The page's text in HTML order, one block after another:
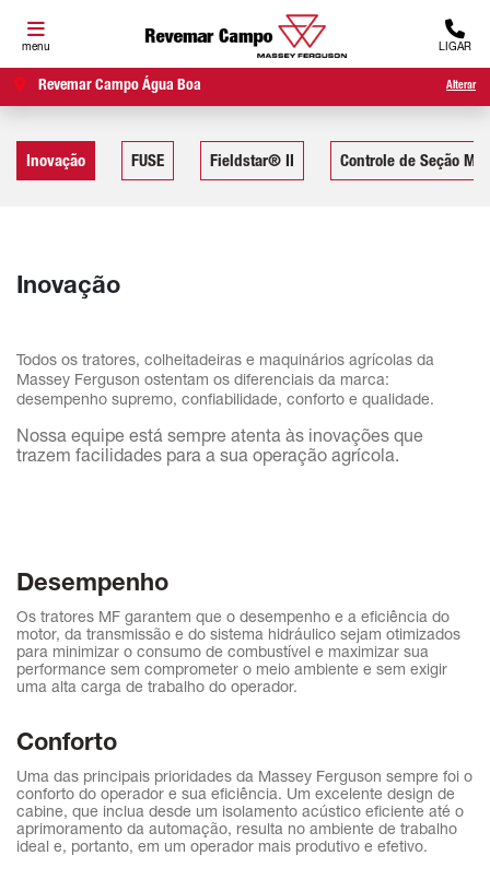
menu LIGAR
Revemar Campo Água Boa Alterar
FUSE
Inovação Fieldstar® II Controle de Seção MF
Inovação
Todos os tratores, colheitadeiras e maquinários agrícolas da
Massey Ferguson ostentam os diferenciais da marca:
desempenho supremo, confiabilidade, conforto e qualidade.
Nossa equipe está sempre atenta às inovações que
trazem facilidades para a sua operação agrícola.
Desempenho
Os tratores MF garantem que o desempenho e a eficiência do
motor, da transmissão e do sistema hidráulico sejam otimizados
para minimizar o consumo de combustível e maximizar sua
performance sem comprometer o meio ambiente e sem exigir
uma alta carga de trabalho do operador.
Conforto
Uma das principais prioridades da Massey Ferguson sempre foi o
conforto do operador e sua eficiência. Um excelente design de
cabine, que inclua desde um isolamento acústico eficiente até o
aprimoramento da automação, resulta no ambiente de trabalho
ideal e, portanto, em um operador mais produtivo e efetivo.